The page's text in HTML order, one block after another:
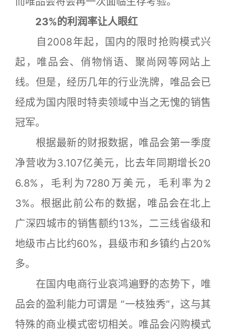
23%的利润率让人眼红
自2008年起，国内的限时抢购模式兴
起，唯品会、俏物悄语、聚尚网等网站上
线。但是，经历几年的行业洗牌，唯品会已
经成为国内限时特卖领域中当之无愧的销售
冠军。
根据最新的财报数据，唯品会第一季度
净营收为3.107亿美元，比去年同期增长20
6.8%，毛利为7280万美元，毛利率为2
3%。根据此前公布的数据，唯品会在北上
广深四城市的销售额约13%，二三线省级和
地级市占比约60%，县级市和乡镇约占20%
多。
在国内电商行业哀鸿遍野的态势下，唯
品会的盈利能力可谓是 “一枝独秀”，这与其
特殊的商业模式密切相关。唯品会闪购模式